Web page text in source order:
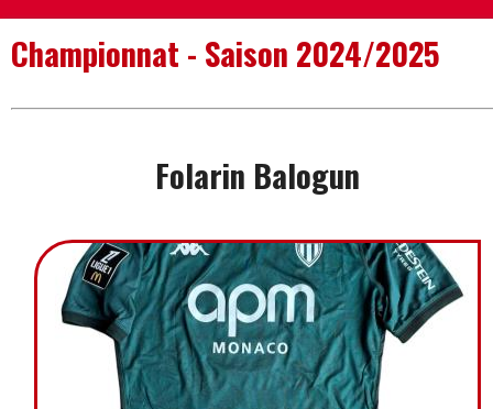
Accueil
Collection
Contact
Championnat - Saison 2024/2025
Folarin Balogun